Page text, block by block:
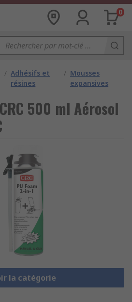
0
/ Adhésifs et
résines
/ Mousses
expansives
500 ml Aérosol
la catégorie